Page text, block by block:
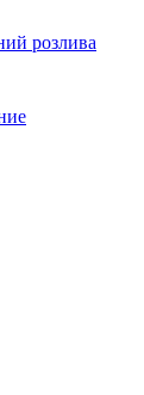
розлива